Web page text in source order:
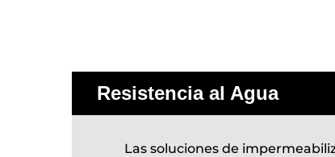
Resistencia al Agua
Las soluciones de